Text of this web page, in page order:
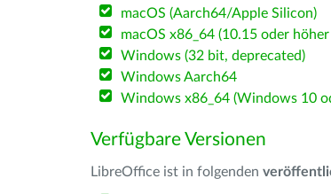
macOS (Aarch64/Apple Silicon)
macOS x86_64 (10.15 oder
Windows (32 bit, deprecated)
Windows Aarch64
Windows x86_64 (Windows 10
Verfügbare Versionen
LibreOffice ist in folgenden